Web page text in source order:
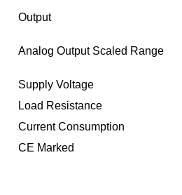
Output
Analog Output Scaled Range
Supply Voltage
Load Resistance
Current Consumption
CE Marked